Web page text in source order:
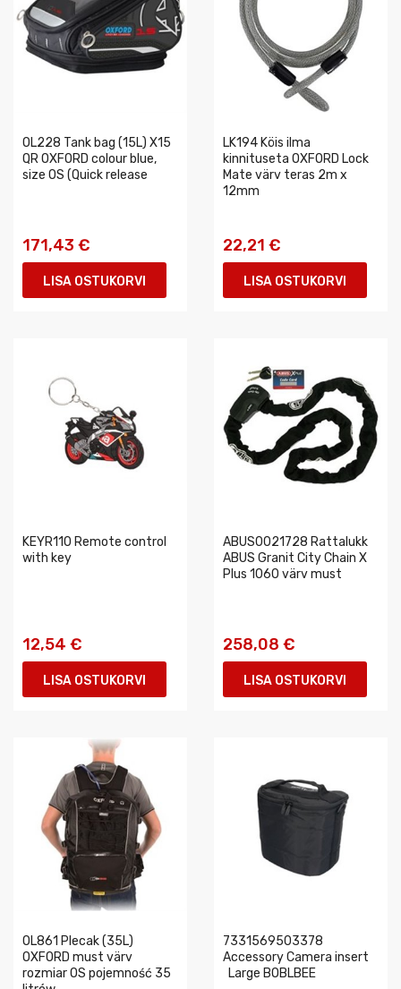
OL228 Tank bag (15L) X15
QR OXFORD colour blue,
size OS (Quick release
171,43 €
LISA OSTUKORVI
LK194 Köis ilma
kinnituseta OXFORD Lock
Mate värv teras 2m x
12mm
22,21 €
LISA OSTUKORVI
KEYR110 Remote control
with key
12,54 €
LISA OSTUKORVI
ABUS0021728 Rattalukk
ABUS Granit City Chain X
Plus 1060 värv must
258,08 €
LISA OSTUKORVI
OL861 Plecak (35L)
OXFORD must värv
rozmiar OS pojemność 35
7331569503378
Accessory Camera insert
Large BOBLBEE